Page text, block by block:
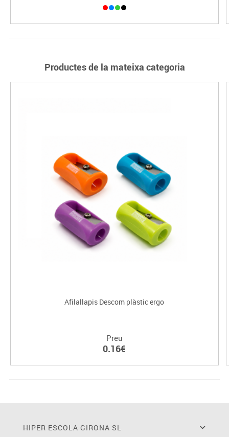
Productes de la mateixa categoria
Afilallapis Descom plàstic ergo
Preu
0.16€
HIPER ESCOLA GIRONA SL